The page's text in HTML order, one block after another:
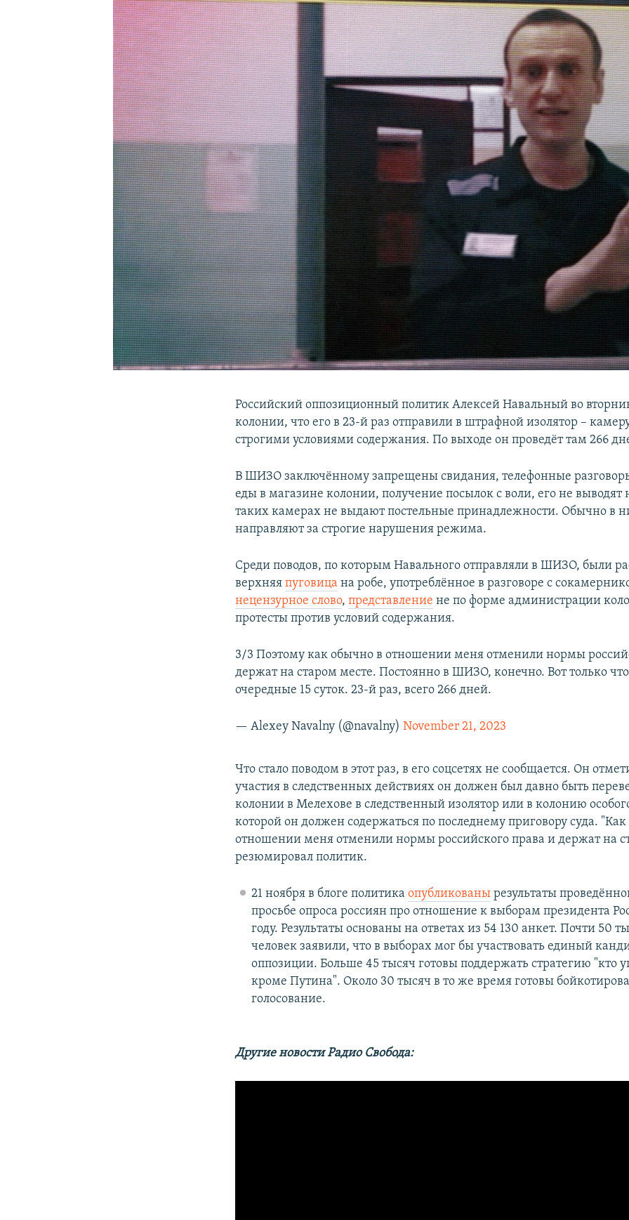
ПОДПИШИТЕСЬ НА РАССЫЛКУ
Российский оппозиционный политик Алексей Навальный во
колонии, что его в 23-й раз отправили в штрафной изолятор –
строгими условиями содержания. По выходе он проведёт там 266
В ШИЗО заключённому запрещены свидания, телефонные
еды в магазине колонии, получение посылок с воли, его не выводят
таких камерах не выдают постельные принадлежности. Обычно в
направляют за строгие нарушения режима.
Среди поводов, по которым Навального отправляли в ШИЗО, были
верхняяпуговица на робе, употреблённое в разговоре с
нецензурное слово,представление не по форме администрации
протесты против условий содержания.
3/3 Поэтому как обычно в отношении меня отменили нормы
держат на старом месте. Постоянно в ШИЗО, конечно. Вот только
очередные 15 суток. 23-й раз, всего 266 дней.
— Alexey Navalny (@navalny)November 21, 2023
Что стало поводом в этот раз, в его соцсетях не сообщается. Он
участия в следственных действиях он должен был давно быть
колонии в Мелехове в следственный изолятор или в колонию
которой он должен содержаться по последнему приговору суда.
отношении меня отменили нормы российского права и держат на
резюмировал политик.
21 ноября в блоге политика опубликованырезультаты
просьбе опроса россиян про отношение к выборам президента
году. Результаты основаны на ответах из 54 130 анкет. Почти 50
человек заявили, что в выборах мог бы участвовать единый
оппозиции. Больше 45 тысяч готовы поддержать стратегию "кто
кроме Путина". Около 30 тысяч в то же время готовы
голосование.
Другие новости Радио Свобода: